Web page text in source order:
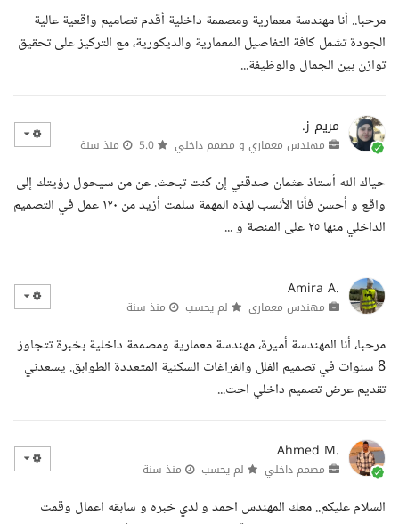
مرحبا.. أنا مهندسة معمارية ومصممة داخلية أقدم تصاميم واقعية عالية
الجودة تشمل كافة التفاصيل المعمارية والديكورية، مع التركيز على تحقيق
توازن بين الجمال والوظيفة...
مريم ز.
مهندس معماري و مصمم داخلي منذ سنة
حياك الله أستاذ عثمان صدقني إن كنت تبحث. عن من سيحول رؤيتك إلى
واقع و أحسن فأنا الأنسب لهذه المهمة سلمت أزيد من ١٢٠ عمل في التصميم
الداخلي منها ٢٥ على المنصة و ...
Amira A.
مهندس معماري لم يحسب منذ سنة
مرحبا، أنا المهندسة أميرة، مهندسة معمارية ومصممة داخلية بخبرة تتجاوز
8 سنوات في تصميم الفلل والفراغات السكنية المتعددة الطوابق. يسعدني
تقديم عرض تصميم داخلي احت...
Ahmed M.
مصمم داخلي لم يحسب منذ سنة
السلام عليكم.. معك المهندس احمد و لدي خبره و سابقه اعمال وقمت